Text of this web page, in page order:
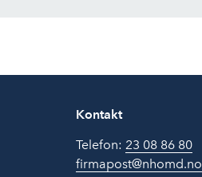
Kontakt
Telefon: 23 08 86 80
firmapost@nhomd.no